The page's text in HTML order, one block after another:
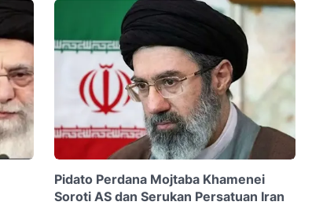
Pidato Perdana Mojtaba Khamenei
Soroti AS dan Serukan Persatuan Iran